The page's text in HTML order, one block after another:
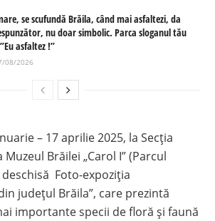
se scufundă Brăila, când mai asfaltezi, da
nu doar simbolic. Parca sloganul tău
asfaltez !”
08/2026
– 17 aprilie 2025, la Secția
Brăilei „Carol I” (Parcul
Foto-expoziția
județul Brăila”, care prezintă
importante specii de floră și faună